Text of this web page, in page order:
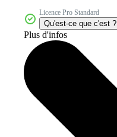
Licence Pro Standard
Qu'est-ce que c'est ?
Plus d'infos